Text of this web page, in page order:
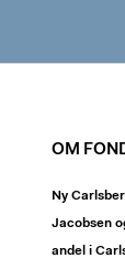
OM
Ny
Jacobsen
andel i